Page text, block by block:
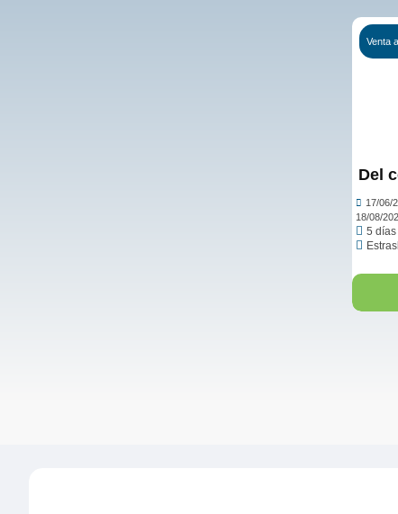
Venta
Del
17/06/
18/08/
5 días